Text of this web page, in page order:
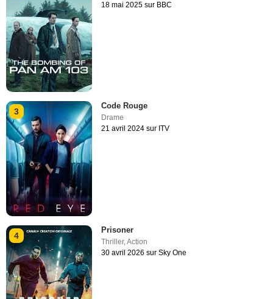
18 mai 2025 sur BBC
3
Code Rouge
Drame
21 avril 2024 sur ITV
4
Prisoner
Thriller,Action
30 avril 2026 sur Sky One